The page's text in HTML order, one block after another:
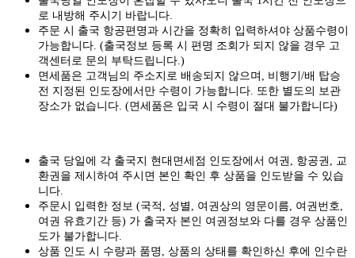
로 내방해 주시기 바랍니다.
주문 시 출국 항공편명과 시간을 정확히 입력하셔야 상품수령이
가능합니다. (출국정보 등록 시 편명 조회가 되지 않을 경우 고
객센터로 문의 부탁드립니다.)
면세품은 고객님의 주소지로 배송되지 않으며, 비행기/배 탑승
전 지정된 인도장에서만 수령이 가능합니다. 또한 별도의 보관
장소가 없습니다. (면세품은 입국 시 수령이 절대 불가합니다)
출국 당일에 각 출국지 현대면세점 인도장에서 여권, 항공권, 교
환권을 제시하여 주시면 본인 확인 후 상품을 인도받을 수 있습
니다.
주문시 입력한 정보 (국적, 성별, 여권상의 영문이름, 여권번호,
여권 유효기간 등) 가 출국자 본인 여권정보와 다를 경우 상품인
도가 불가합니다.
상품 인도 시 수량과 품명, 상품의 상태를 확인하신 후에 인수란